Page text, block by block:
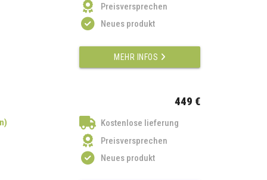
Preisversprechen
Neues produkt
MEHR INFOS
449 €
Kostenlose lieferung
Preisversprechen
Neues produkt